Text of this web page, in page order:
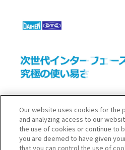
ネオグローバル溶接機
Our website uses cookies for the
and analyzing access to our
the use of cookies or continue to
you are deemed to have given
that you can control the use of